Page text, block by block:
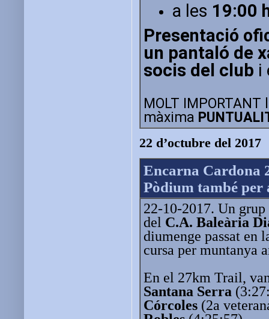
a les 19:00
Presentació
un pantaló de
socis del club i
MOLT
màxima
22 d’octubre del 2017
Encarna Cardona
Pòdium també
22-10-2017. Un
del C.A. Baleària
diumenge passat en
cursa per muntanya
En el 27km Trail,
Santana Serra
Córcoles (2a